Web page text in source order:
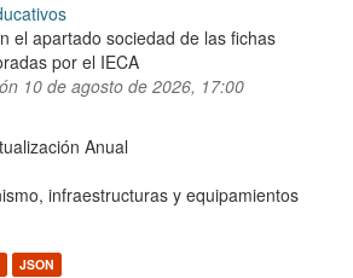
el apartado sociedad de las fichas
por el IECA
10 de agosto de 2026, 17:00
Anual
infraestructuras y equipamientos
JSON